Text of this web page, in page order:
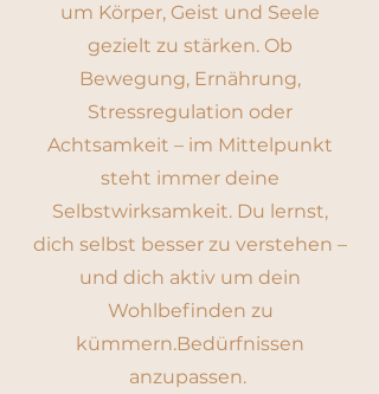
um Körper, Geist und Seele
gezielt zu stärken. Ob
Bewegung, Ernährung,
Stressregulation oder
Achtsamkeit – im Mittelpunkt
steht immer deine
Selbstwirksamkeit. Du lernst,
dich selbst besser zu verstehen –
und dich aktiv um dein
Wohlbefinden zu
kümmern.Bedürfnissen
anzupassen.